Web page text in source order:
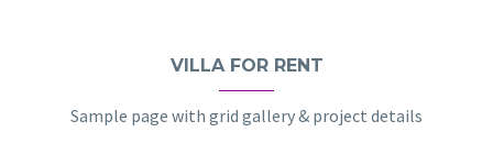
VILLA FOR RENT
Sample page with grid gallery & project details